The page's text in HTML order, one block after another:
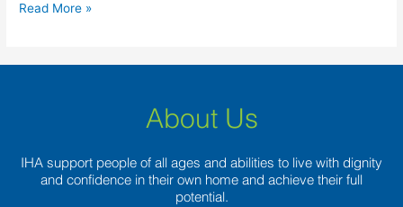
Read More »
About Us
IHA support people of all ages and abilities to live with dignity
and confidence in their own home and achieve their full
potential.